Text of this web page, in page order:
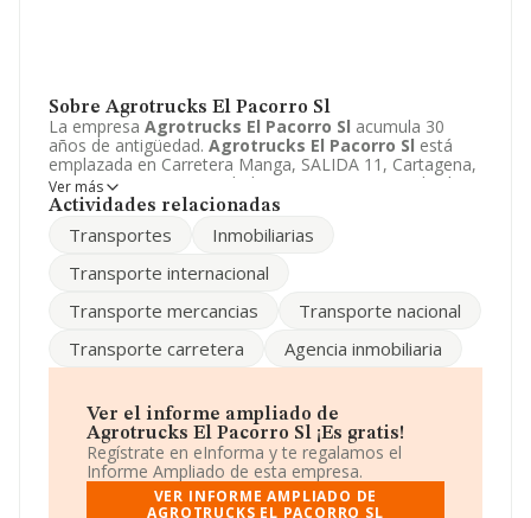
Sobre Agrotrucks El Pacorro Sl
La empresa Agrotrucks El Pacorro Sl acumula 30
años de antigüedad. Agrotrucks El Pacorro Sl está
emplazada en Carretera Manga, SALIDA 11, Cartagena,
Murcia. Centra su actividad CNAE como 6820 - Alquiler
de bienes inmobiliarios por cuenta propia. La empresa
Ver más
Actividades relacionadas
Transportes
Inmobiliarias
Transporte internacional
Transporte mercancias
Transporte nacional
Transporte carretera
Agencia inmobiliaria
Ver el informe ampliado de
Agrotrucks El Pacorro Sl ¡Es gratis!
Regístrate en eInforma y te regalamos el
Informe Ampliado de esta empresa.
VER INFORME AMPLIADO DE
AGROTRUCKS EL PACORRO SL